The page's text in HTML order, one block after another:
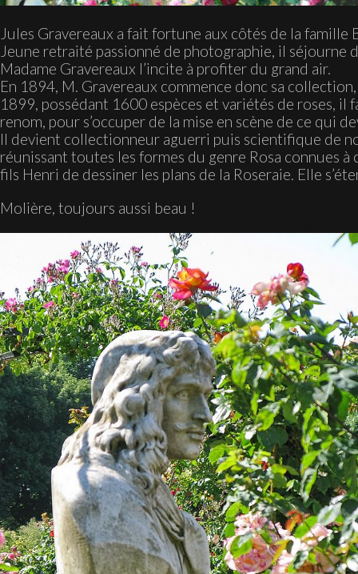
Jules Gravereaux a fait fortune aux côtés de la
Jeune retraité passionné de photographie, il séjourne
Madame Gravereaux l’incite à profiter du grand air.
En 1894, M. Gravereaux commence donc sa
1899, possédant 1600 espèces et variétés de roses,
renom, pour s’occuper de la mise en scène de ce qui
Il devient collectionneur aguerri puis scientifique de
réunissant toutes les formes du genre Rosa connues
fils Henri de dessiner les plans de la Roseraie. Elle
Molière, toujours aussi beau !